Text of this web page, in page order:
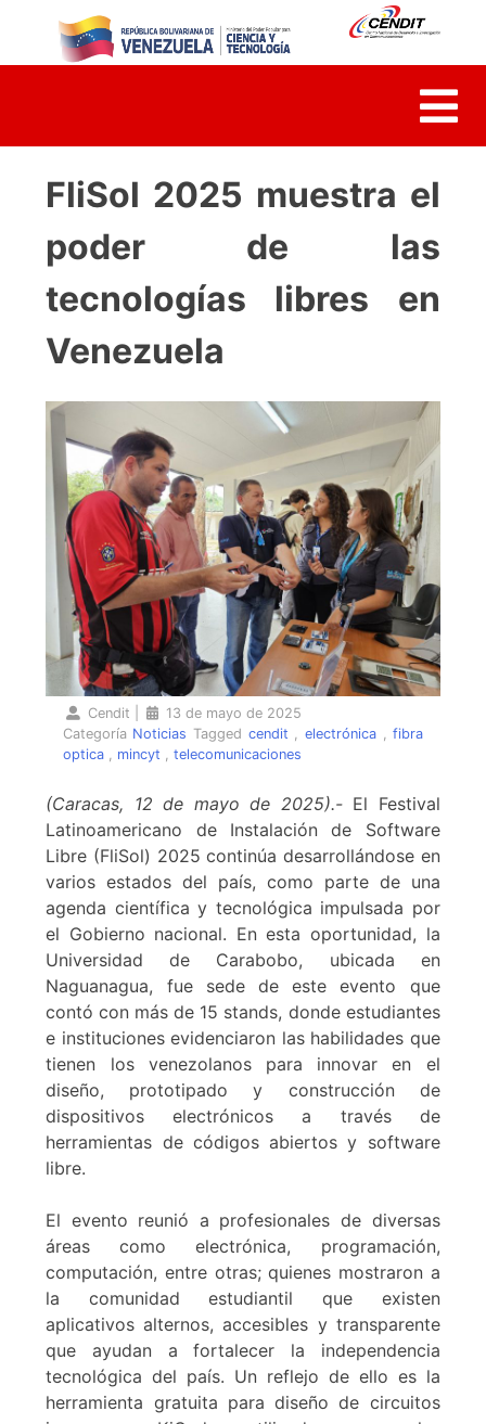
content
FliSol 2025 muestra el
poder de las
tecnologías libres en
Venezuela
Cendit
13 de mayo de 2025
Categoría Noticias Tagged cendit , electrónica,fibra
optica, mincyt , telecomunicaciones
(Caracas, 12 de mayo de 2025).- El Festival
Latinoamericano de Instalación de Software
Libre (FliSol) 2025 continúa desarrollándose en
varios estados del país, como parte de una
agenda científica y tecnológica impulsada por
el Gobierno nacional. En esta oportunidad, la
Universidad de Carabobo, ubicada en
Naguanagua, fue sede de este evento que
contó con más de 15 stands, donde estudiantes
e instituciones evidenciaron las habilidades que
tienen los venezolanos para innovar en el
diseño, prototipado y construcción de
dispositivos electrónicos a través de
herramientas de códigos abiertos y software
libre.
El evento reunió a profesionales de diversas
áreas como electrónica, programación,
computación, entre otras; quienes mostraron a
la comunidad estudiantil que existen
aplicativos alternos, accesibles y transparente
que ayudan a fortalecer la independencia
tecnológica del país. Un reflejo de ello es la
herramienta gratuita para diseño de circuitos